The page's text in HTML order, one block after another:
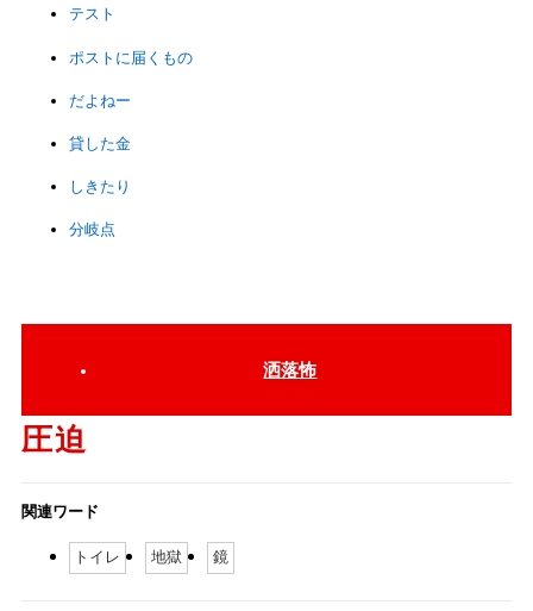
テスト
ポストに届くもの
だよねー
貸した金
しきたり
分岐点
洒落怖
圧迫
関連ワード
トイレ 地獄 鏡